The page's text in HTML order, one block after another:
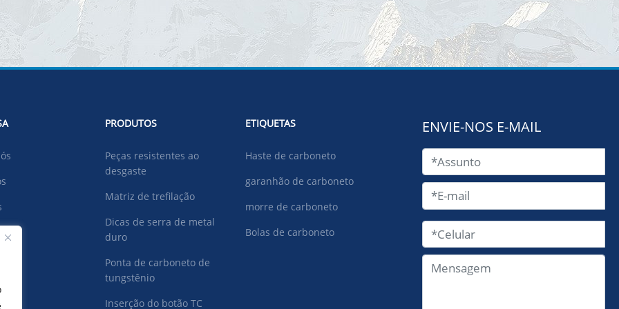
PRODUTOS
Peças resistentes ao
desgaste
Matriz de trefilação
Dicas de serra de metal
duro
Ponta de carboneto de
tungstênio
Inserção do botão TC
ETIQUETAS
Haste de carboneto
garanhão de carboneto
morre de carboneto
Bolas de carboneto
ENVIE-NOS E-MAIL